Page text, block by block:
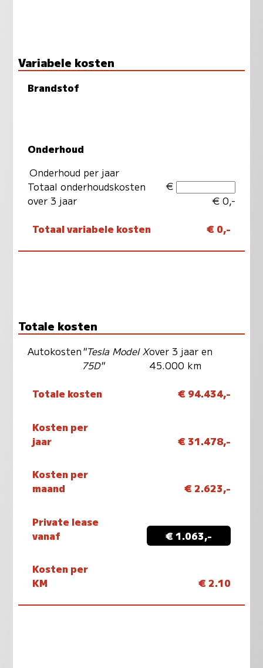
Variabele kosten
Brandstof
Onderhoud
Onderhoud per jaar
Totaal onderhoudskosten
over 3 jaar
€
€ 0,-
Totaal variabele kosten € 0,-
Totale kosten
Autokosten"Tesla Model X
75D"
over 3 jaar en
45.000 km
Totale kosten € 94.434,-
Kosten per
jaar
€ 31.478,-
Kosten per
maand
€ 2.623,-
Private lease
vanaf
€ 1.063,-
Kosten per
KM
€ 2.10